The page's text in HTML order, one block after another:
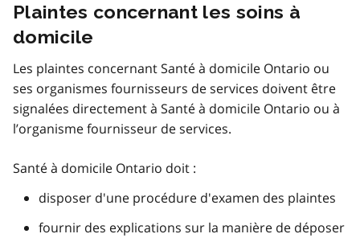
Plaintes concernant les soins à
domicile
Les plaintes concernant Santé à domicile Ontario ou
ses organismes fournisseurs de services doivent être
signalées directement à Santé à domicile Ontario ou à
l’organisme fournisseur de services.
Santé à domicile Ontario doit :
disposer d'une procédure d'examen des plaintes
fournir des explications sur la manière de déposer